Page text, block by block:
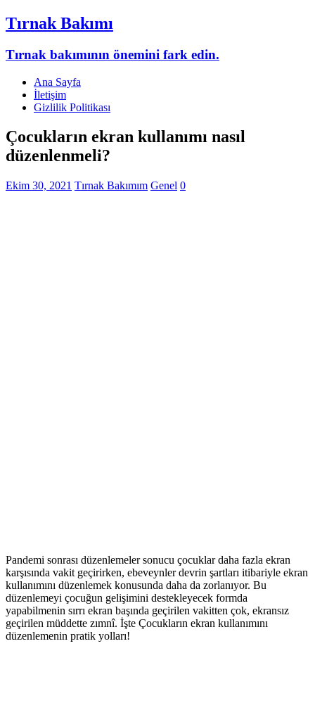
Tırnak Bakımı
Tırnak bakımının önemini fark edin.
Ana Sayfa
İletişim
Gizlilik Politikası
Çocukların ekran kullanımı nasıl
düzenlenmeli?
Ekim 30, 2021 Tırnak Bakımım Genel 0
Pandemi sonrası düzenlemeler sonucu çocuklar daha fazla ekran
karşısında vakit geçirirken, ebeveynler devrin şartları itibariyle ekran
kullanımını düzenlemek konusunda daha da zorlanıyor. Bu
düzenlemeyi çocuğun gelişimini destekleyecek formda
yapabilmenin sırrı ekran başında geçirilen vakitten çok, ekransız
geçirilen müddette zımnî. İşte Çocukların ekran kullanımını
düzenlemenin pratik yolları!